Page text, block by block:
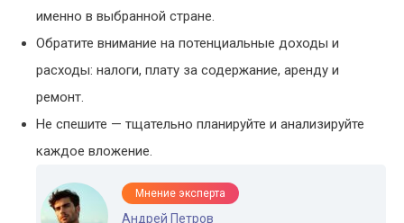
именно в выбранной стране.
Обратите внимание на потенциальные доходы и
расходы: налоги, плату за содержание, аренду и
ремонт.
Не спешите — тщательно планируйте и анализируйте
каждое вложение.
Мнение эксперта
Андрей Петров